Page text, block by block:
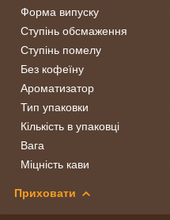
Форма випуску
Ступінь обсмаження
Ступінь помелу
Без кофеїну
Ароматизатор
Тип упаковки
Кількість в упаковці
Вага
Міцність кави
Приховати